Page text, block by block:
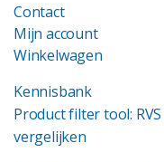
Contact
Mijn account
Winkelwagen
Kennisbank
Product filter tool:
vergelijken